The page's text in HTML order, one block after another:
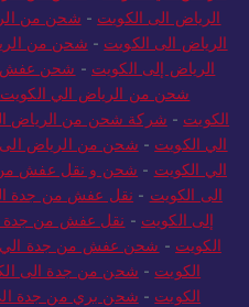
الرياض الى الكويت - شحن من
الرياض الى الكويت - شحن من
الرياض إلى الكويت - شحن عفش
شحن من الرياض الي الكويت
الكويت - شركة شحن من الرياض
الي الكويت - شحن من الرياض الى
الي الكويت - شحن و نقل عفش من
الى الكويت - نقل عفش من جدة
إلى الكويت - نقل عفش من جدة
الكويت - شحن عفش من جدة الي
الكويت - شحن من جدة الى
الكويت - شحن بري من جدة